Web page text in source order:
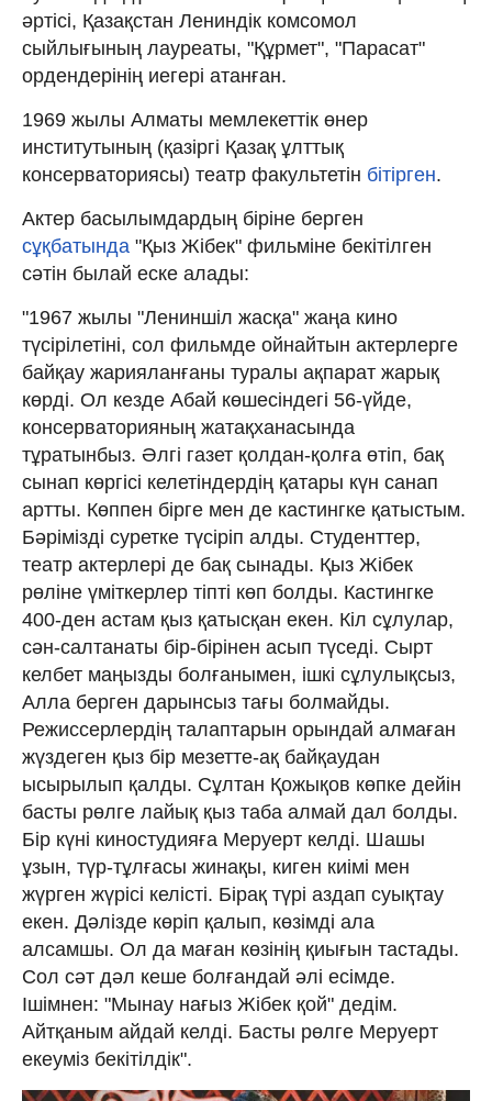
әртісі, Қазақстан Лениндік комсомол
сыйлығының лауреаты, "Құрмет", "Парасат"
ордендерінің иегері атанған.
1969 жылы Алматы мемлекеттік өнер
институтының (қазіргі Қазақ ұлттық
консерваториясы) театр факультетін бітірген.
Актер басылымдардың біріне берген
сұқбатында "Қыз Жібек" фильміне бекітілген
сәтін былай еске алады:
"1967 жылы "Лениншіл жасқа" жаңа кино
түсірілетіні, сол фильмде ойнайтын актерлерге
байқау жарияланғаны туралы ақпарат жарық
көрді. Ол кезде Абай көшесіндегі 56-үйде,
консерваторияның жатақханасында
тұратынбыз. Әлгі газет қолдан-қолға өтіп, бақ
сынап көргісі келетіндердің қатары күн санап
артты. Көппен бірге мен де кастингке қатыстым.
Бәрімізді суретке түсіріп алды. Студенттер,
театр актерлері де бақ сынады. Қыз Жібек
рөліне үміткерлер тіпті көп болды. Кастингке
400-ден астам қыз қатысқан екен. Кіл сұлулар,
сән-салтанаты бір-бірінен асып түседі. Сырт
келбет маңызды болғанымен, ішкі сұлулықсыз,
Алла берген дарынсыз тағы болмайды.
Режиссерлердің талаптарын орындай алмаған
жүздеген қыз бір мезетте-ақ байқаудан
ысырылып қалды. Сұлтан Қожықов көпке дейін
басты рөлге лайық қыз таба алмай дал болды.
Бір күні киностудияға Меруерт келді. Шашы
ұзын, түр-тұлғасы жинақы, киген киімі мен
жүрген жүрісі келісті. Бірақ түрі аздап суықтау
екен. Дәлізде көріп қалып, көзімді ала
алсамшы. Ол да маған көзінің қиығын тастады.
Сол сәт дәл кеше болғандай әлі есімде.
Ішімнен: "Мынау нағыз Жібек қой" дедім.
Айтқаным айдай келді. Басты рөлге Меруерт
екеуміз бекітілдік".